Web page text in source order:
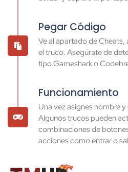
Pegar Código
Ve al apartado de Cheats,
el truco. Asegúrate de
tipo Gameshark o
Funcionamiento
Una vez asignes nombre
Algunos trucos pueden
combinaciones de
acciones como entrar o